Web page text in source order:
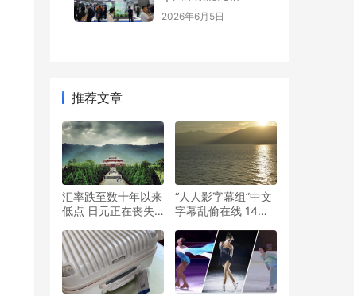
SNEC，以全场景储
能方案诠释“智储”新
2026年6月5日
推荐文章
汇率跌至数十年以来
低点 日元正在丧失
“人人影字幕组”中文
字幕乱偷在线 14人